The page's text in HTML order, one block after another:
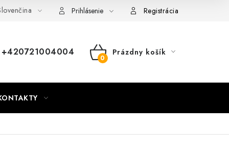
Mapa webu Milpe.sk
Prihlásenie Registrácia
+420721004004
NÁKUPNÝ
Prázdny košík